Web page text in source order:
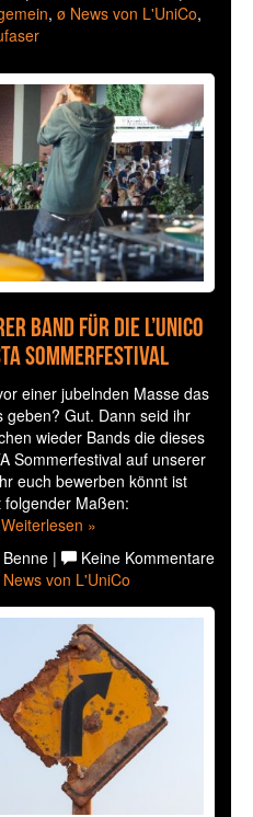
, ø News von L'UniCo,
Band für die L’UniCo
Sommerfestival
einer jubelnden Masse das
Gut. Dann seid ihr
wieder Bands die dieses
Sommerfestival auf unserer
euch bewerben könnt ist
Maßen:
Weiterlesen »
Benne |
Keine Kommentare
von L'UniCo